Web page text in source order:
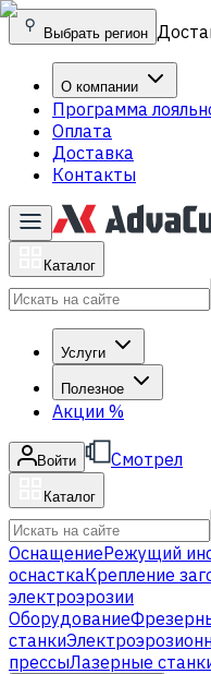
Выбрать регион
О компании
Программа
Оплата
Доставка
Контакты
Каталог
Услуги
Полезное
Акции %
Войти Смотрел
Каталог
ОснащениеРежущий
оснасткаКрепление
электроэрозии
Оборудование
станки
прессыЛазерные